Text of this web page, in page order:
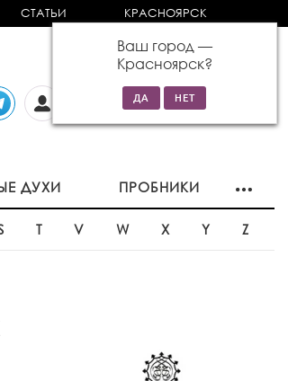
СТАТЬИ КРАСНОЯРСК
Ваш город —
Красноярск?
0 товаров
на сумму 0р
ДУХИ ПРОБНИКИ
T V W X Y Z